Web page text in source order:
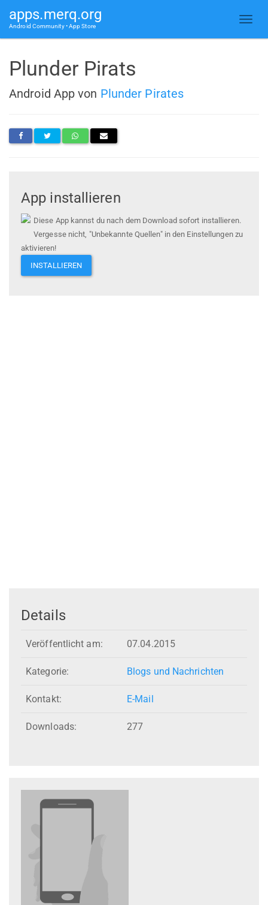
apps.merq.org
Android Community • App Store
Plunder Pirats
Android App von Plunder Pirates
App installieren
Diese App kannst du nach dem Download sofort installieren.
Vergesse nicht, "Unbekannte Quellen" in den Einstellungen zu
aktivieren!
INSTALLIEREN
Details
Veröffentlicht am: 07.04.2015
Kategorie: Blogs und Nachrichten
Kontakt: E-Mail
Downloads: 277